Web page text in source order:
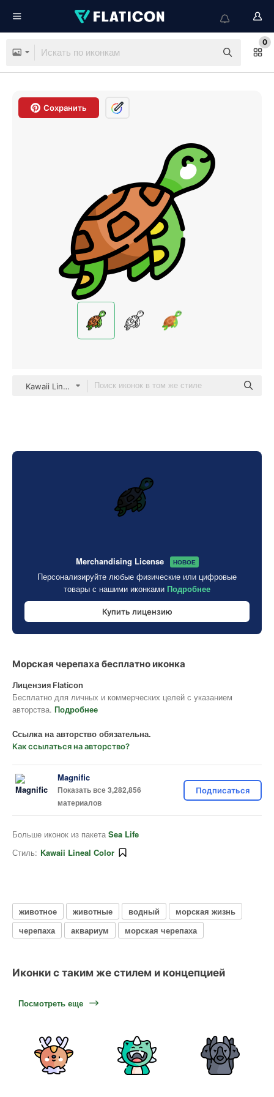
0
Сохранить
Kawaii Lineal color
Merchandising License НОВОЕ
Персонализируйте любые физические или цифровые
товары с нашими иконками Подробнее
Купить лицензию
Морская черепаха бесплатно иконка
Лицензия Flaticon
Бесплатно для личных и коммерческих целей с указанием
авторства. Подробнее
Ссылка на авторство обязательна.
Как ссылаться на авторство?
Magnific
Показать все 3,282,856
материалов
Подписаться
Больше иконок из пакета Sea Life
Стиль: Kawaii Lineal Color
животное животные водный
морская жизнь
черепаха
аквариум морская черепаха
Иконки с таким же стилем и концепцией
Посмотреть еще